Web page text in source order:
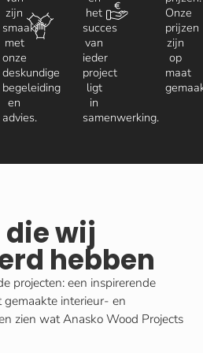
zijn
smaak,
met
onze
deskundige
begeleiding
en
advies.
het
succes
van
ieder
project
ligt
in
samenwerking.
Onze
prijzen
zijn
op
maat
wij
hebben
projecten: een inspirerende
interieur- en
zien wat Anasko Wood Projects